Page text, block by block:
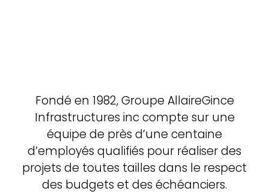
Fondé en 1982, Groupe AllaireGince
Infrastructures inc compte sur une
équipe de près d’une centaine
d’employés qualifiés pour réaliser des
projets de toutes tailles dans le respect
des budgets et des échéanciers.